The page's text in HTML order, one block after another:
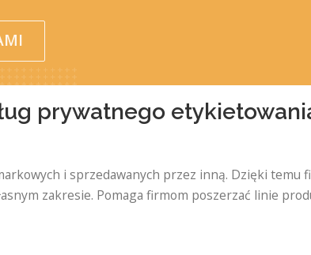
prywatnego
i sprzedawanych przez inną. Dzięki temu
zakresie. Pomaga firmom poszerzać linie